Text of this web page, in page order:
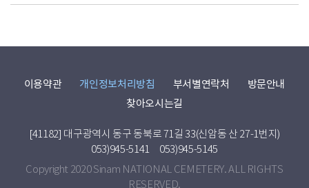
이용약관 개인정보처리방침 부서별연락처
방문안내
찾아오시는길
[41182] 대구광역시 동구 동북로 71길 33(신암동 산 27-1번지)
053)945-5141
053)945-5145
Copyright 2020 Sinam NATIONAL CEMETERY. ALL RIGHTS
RESERVED.